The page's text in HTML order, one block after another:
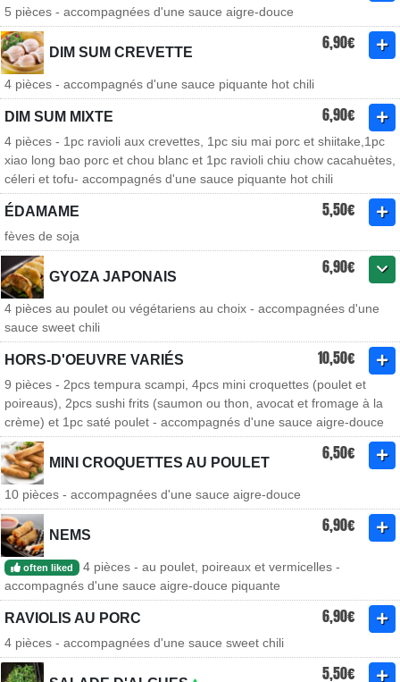
5 pièces - accompagnées d'une sauce aigre-douce
DIM SUM CREVETTE 6,90€
4 pièces - accompagnés d'une sauce piquante hot chili
DIM SUM MIXTE 6,90€
4 pièces - 1pc ravioli aux crevettes, 1pc siu mai porc et shiitake,1pc
xiao long bao porc et chou blanc et 1pc ravioli chiu chow cacahuètes,
céleri et tofu- accompagnés d'une sauce piquante hot chili
ÉDAMAME 5,50€
fèves de soja
GYOZA JAPONAIS 6,90€
4 pièces au poulet ou végétariens au choix - accompagnées d'une
sauce sweet chili
HORS-D'OEUVRE VARIÉS 10,50€
9 pièces - 2pcs tempura scampi, 4pcs mini croquettes (poulet et
poireaus), 2pcs sushi frits (saumon ou thon, avocat et fromage à la
crème) et 1pc saté poulet - accompagnés d'une sauce aigre-douce
MINI CROQUETTES AU POULET 6,50€
10 pièces - accompagnées d'une sauce aigre-douce
NEMS 6,90€
often liked
4 pièces - au poulet, poireaux et vermicelles -
accompagnés d'une sauce aigre-douce piquante
RAVIOLIS AU PORC 6,90€
4 pièces - accompagnées d'une sauce sweet chili
5,50€